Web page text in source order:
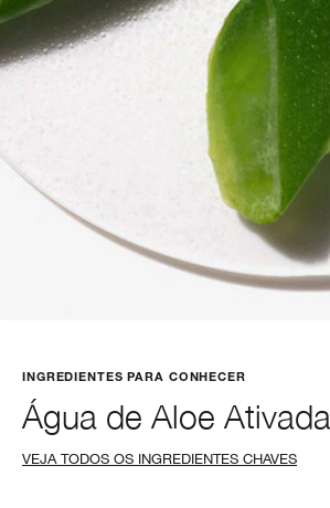
INGREDIENTES PARA CONHECER
Água de Aloe Ativada
VEJA TODOS OS INGREDIENTES CHAVES